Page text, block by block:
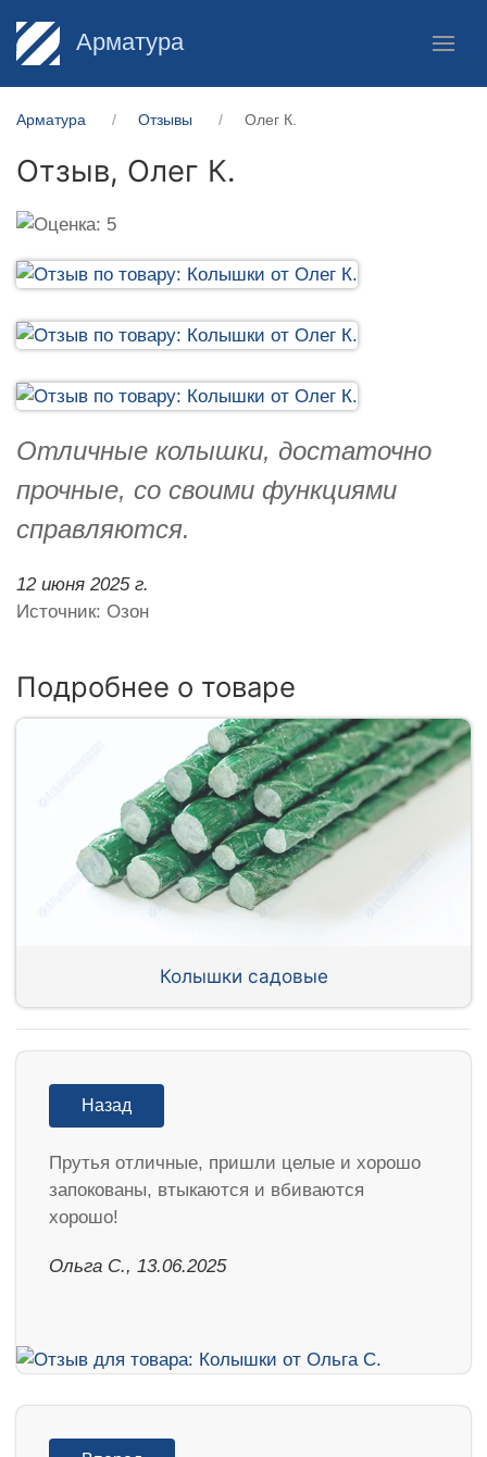
Арматура
Арматура Отзывы Олег К.
Отзыв, Олег К.
Отличные колышки, достаточно
прочные, со своими функциями
справляются.
12 июня 2025 г.
Источник: Озон
Подробнее о товаре
Колышки садовые
Назад
Прутья отличные, пришли целые и хорошо
запокованы, втыкаются и вбиваются
хорошо!
Ольга С., 13.06.2025